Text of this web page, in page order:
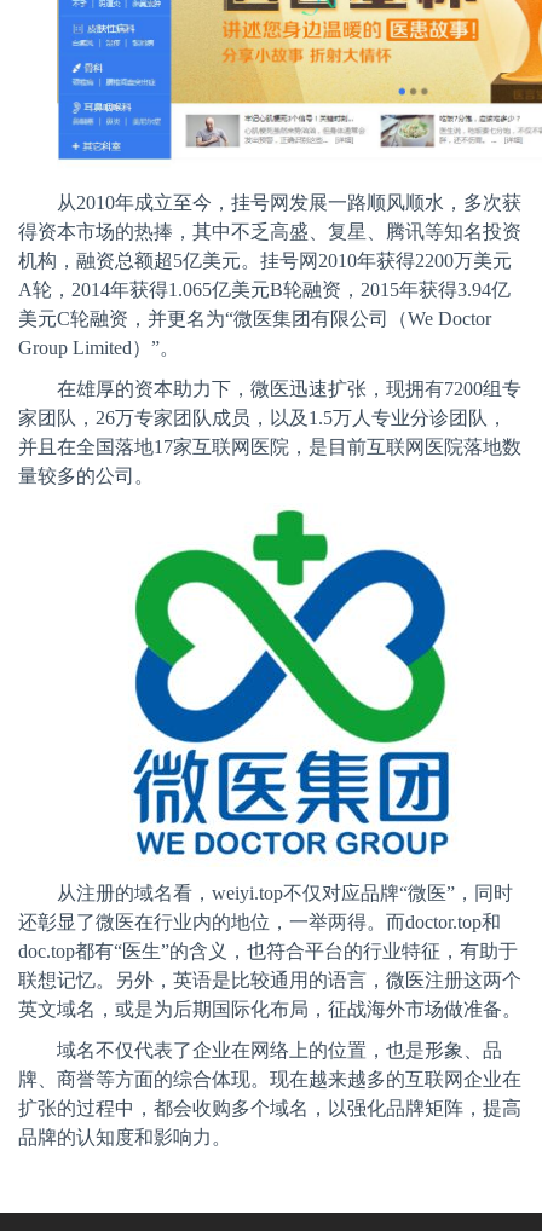
从2010年成立至今，挂号网发展一路顺风顺水，多次获
得资本市场的热捧，其中不乏高盛、复星、腾讯等知名投资
机构，融资总额超5亿美元。挂号网 2010年获得2200万美元
A轮， 2014年获得1.065亿美元B轮融资， 2015年获得3.94亿
美元C轮融资，并更名为“微医集团有限公司（We Doctor
Group Limited）”。
在雄厚的资本助力下，微医迅速扩张，现拥有7200组专
家团队， 26万专家团队成员，以及 1.5万人专业分诊团队，
并且在全国落地17家互联网医院，是目前互联网医院落地数
量较多的公司。
从注册的域名看， weiyi.top不仅对应品牌“微医”，同时
还彰显了微医在行业内的地位，一举两得。而doctor.top和
doc.top都有“医生”的含义，也符合平台的行业特征，有助于
联想记忆。另外，英语是比较通用的语言，微医注册这两个
英文域名，或是为后期国际化布局，征战海外市场做准备。
域名不仅代表了企业在网络上的位置，也是形象、品
牌、商誉等方面的综合体现。现在越来越多的互联网企业在
扩张的过程中，都会收购多个域名，以强化品牌矩阵，提高
品牌的认知度和影响力。